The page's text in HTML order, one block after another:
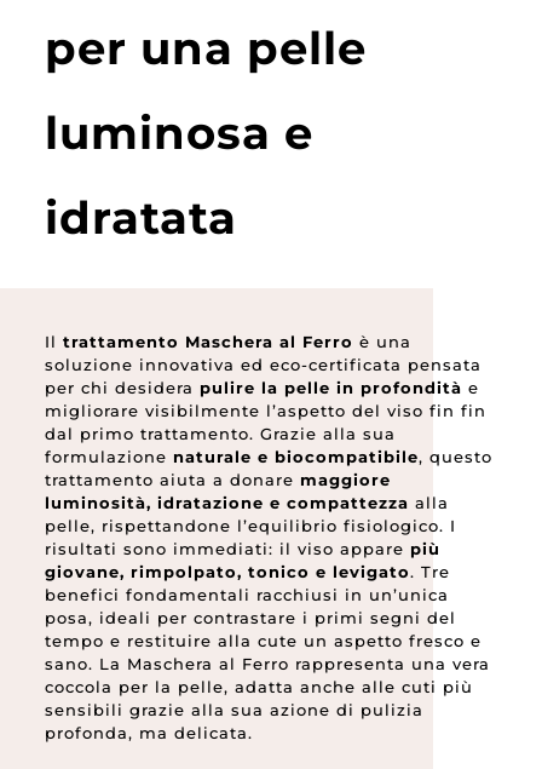
per una pelle
luminosa e
idratata
Il trattamento Maschera al Ferro è una
soluzione innovativa ed eco-certificata pensata
per chi desidera pulire la pelle in profondità e
migliorare visibilmente l’aspetto del viso fin fin
dal primo trattamento. Grazie alla sua
formulazione naturale e biocompatibile, questo
trattamento aiuta a donare maggiore
luminosità, idratazione e compattezza alla
pelle, rispettandone l’equilibrio fisiologico. I
risultati sono immediati: il viso appare più
giovane, rimpolpato, tonico e levigato. Tre
benefici fondamentali racchiusi in un’unica
posa, ideali per contrastare i primi segni del
tempo e restituire alla cute un aspetto fresco e
sano. La Maschera al Ferro rappresenta una vera
coccola per la pelle, adatta anche alle cuti più
sensibili grazie alla sua azione di pulizia
profonda, ma delicata.